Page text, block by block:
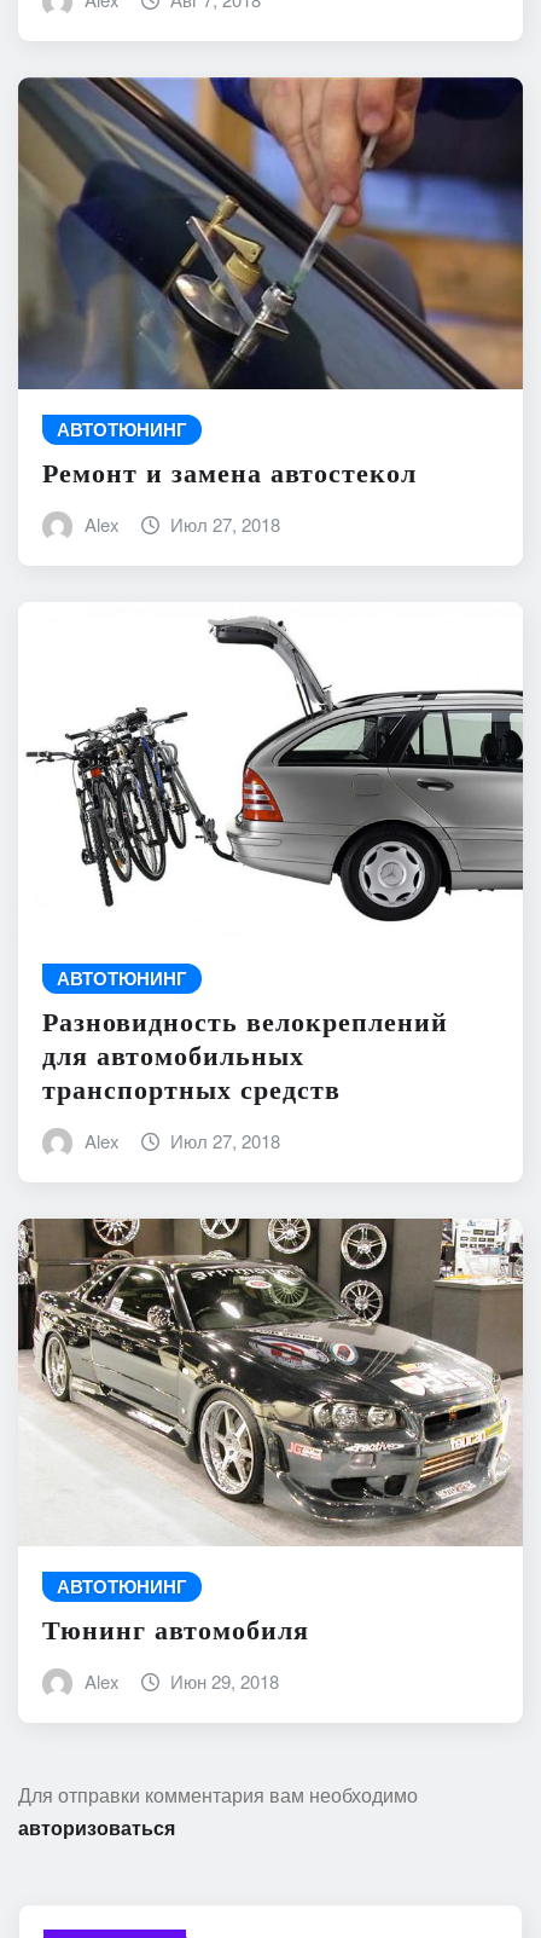
АВТОТЮНИНГ
Ремонт и замена автостекол
Alex Июл 27, 2018
АВТОТЮНИНГ
Разновидность велокреплений
для автомобильных
транспортных средств
Alex Июл 27, 2018
АВТОТЮНИНГ
Тюнинг автомобиля
Alex Июн 29, 2018
Для отправки комментария вам необходимо
авторизоваться